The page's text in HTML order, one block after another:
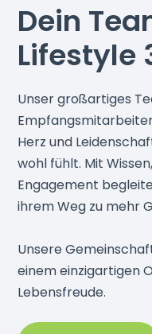
Dein
Lifestyle
Unser großartiges
Herz und
wohl fühlt. Mit
Engagement
ihrem Weg zu mehr
Unsere
einem einzigartigen
Lebensfreude.